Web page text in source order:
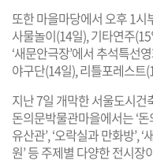
또한 마을마당에서 오후 1시
사물놀이(14일), 기타연주
‘새문안극장’에서 추석특선
야구단(14일), 리틀포레스트
지난 7일 개막한 서울도시건
돈의문박물관마을에서는 ‘돈
유산관’, ‘오락실과 만화방’,
원’ 등 주제별 다양한 전시